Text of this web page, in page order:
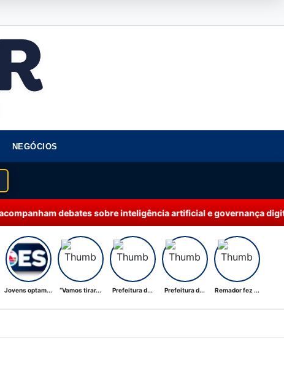
NEGÓCIOS
sobre inteligência artificial e governança digital 21:41 |
Jovens optam... “Vamos tirar... Prefeitura d... Prefeitura d... Remador fez ...